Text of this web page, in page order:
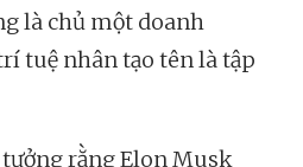
là chủ một doanh
tuệ nhân tạo tên là tập
rằng Elon Musk